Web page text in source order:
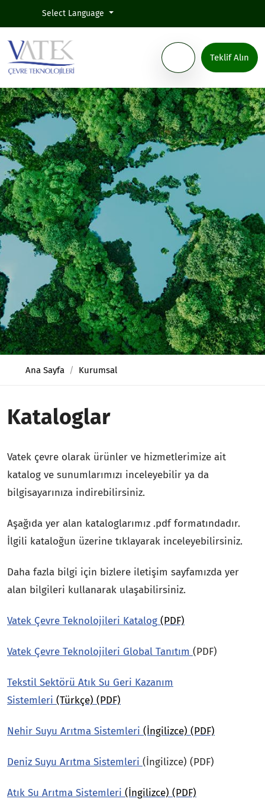
Select Language
Teklif Alın
Ana Sayfa Kurumsal
Kataloglar
Vatek çevre olarak ürünler ve hizmetlerimize ait
katalog ve sunumlarımızı inceleyebilir ya da
bilgisayarınıza indirebilirsiniz.
Aşağıda yer alan kataloglarımız .pdf formatındadır.
İlgili kataloğun üzerine tıklayarak inceleyebilirsiniz.
Daha fazla bilgi için bizlere iletişim sayfamızda yer
alan bilgileri kullanarak ulaşabilirsiniz.
Vatek Çevre Teknolojileri Katalog (PDF)
Vatek Çevre Teknolojileri Global Tanıtım (PDF)
Tekstil Sektörü Atık Su Geri Kazanım
Sistemleri (Türkçe) (PDF)
Nehir Suyu Arıtma Sistemleri (İngilizce) (PDF)
Deniz Suyu Arıtma Sistemleri (İngilizce) (PDF)
Atık Su Arıtma Sistemleri (İngilizce) (PDF)